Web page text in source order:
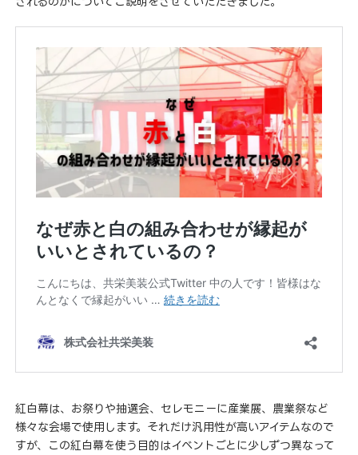
紅白幕は、お祭りや抽選会、セレモニーに産業展、農業祭など
様々な会場で使用します。それだけ汎用性が高いアイテムなので
すが、この紅白幕を使う目的はイベントごとに少しずつ異なって